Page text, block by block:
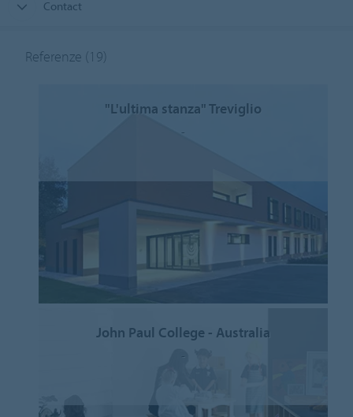
Contact
Referenze (19)
"L'ultima stanza" Treviglio
-
John Paul College - Australia
-